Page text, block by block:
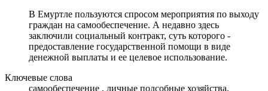
В Емуртле пользуются спросом мероприятия по выходу
граждан на самообеспечение. А недавно здесь
заключили социальный контракт, суть которого -
предоставление государственной помощи в виде
денежной выплаты и ее целевое использование.
Ключевые слова
самообеспечение , личные подсобные хозяйства,